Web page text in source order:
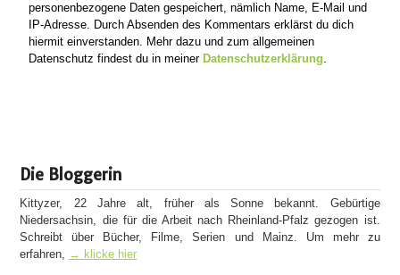
personenbezogene Daten gespeichert, nämlich Name, E-Mail und
IP-Adresse. Durch Absenden des Kommentars erklärst du dich
hiermit einverstanden. Mehr dazu und zum allgemeinen
Datenschutz findest du in meiner Datenschutzerklärung.
Die Bloggerin
Kittyzer, 22 Jahre alt, früher als Sonne bekannt. Gebürtige
Niedersachsin, die für die Arbeit nach Rheinland-Pfalz gezogen ist.
Schreibt über Bücher, Filme, Serien und Mainz. Um mehr zu
erfahren, → klicke hier